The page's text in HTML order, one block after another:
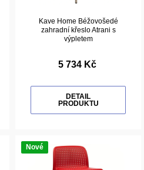
Kave Home Béžovošedé
zahradní křeslo Atrani s
výpletem
5 734 Kč
DETAIL
PRODUKTU
Nové